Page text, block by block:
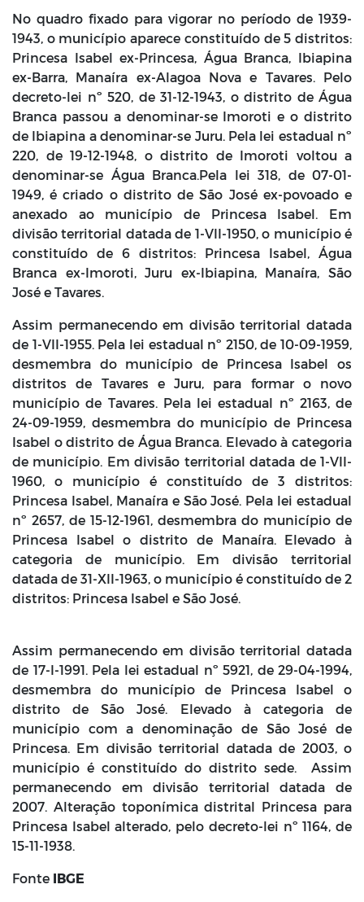
No quadro fixado para vigorar no período de 1939-
1943, o município aparece constituído de 5 distritos:
Princesa Isabel ex-Princesa, Água Branca, Ibiapina
ex-Barra, Manaíra ex-Alagoa Nova e Tavares. Pelo
decreto-lei nº 520, de 31-12-1943, o distrito de Água
Branca passou a denominar-se Imoroti e o distrito
de Ibiapina a denominar-se Juru. Pela lei estadual nº
220, de 19-12-1948, o distrito de Imoroti voltou a
denominar-se Água Branca.Pela lei 318, de 07-01-
1949, é criado o distrito de São José ex-povoado e
anexado ao município de Princesa Isabel. Em
divisão territorial datada de 1-VII-1950, o município é
constituído de 6 distritos: Princesa Isabel, Água
Branca ex-Imoroti, Juru ex-Ibiapina, Manaíra, São
José e Tavares.
Assim permanecendo em divisão territorial datada
de 1-VII-1955. Pela lei estadual nº 2150, de 10-09-1959,
desmembra do município de Princesa Isabel os
distritos de Tavares e Juru, para formar o novo
município de Tavares. Pela lei estadual nº 2163, de
24-09-1959, desmembra do município de Princesa
Isabel o distrito de Água Branca. Elevado à categoria
de município. Em divisão territorial datada de 1-VII-
1960, o município é constituído de 3 distritos:
Princesa Isabel, Manaíra e São José. Pela lei estadual
nº 2657, de 15-12-1961, desmembra do município de
Princesa Isabel o distrito de Manaíra. Elevado à
categoria de município. Em divisão territorial
datada de 31-XII-1963, o município é constituído de 2
distritos: Princesa Isabel e São José.
Assim permanecendo em divisão territorial datada
de 17-I-1991. Pela lei estadual nº 5921, de 29-04-1994,
desmembra do município de Princesa Isabel o
distrito de São José. Elevado à categoria de
município com a denominação de São José de
Princesa. Em divisão territorial datada de 2003, o
município é constituído do distrito sede. Assim
permanecendo em divisão territorial datada de
2007. Alteração toponímica distrital Princesa para
Princesa Isabel alterado, pelo decreto-lei nº 1164, de
15-11-1938.
Fonte IBGE